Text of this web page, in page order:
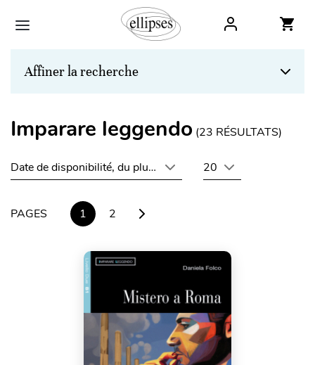
Affiner la recherche
Imparare leggendo (23 RÉSULTATS)
Date de disponibilité, du plus récent au plus ancien
20
PAGES 1 2